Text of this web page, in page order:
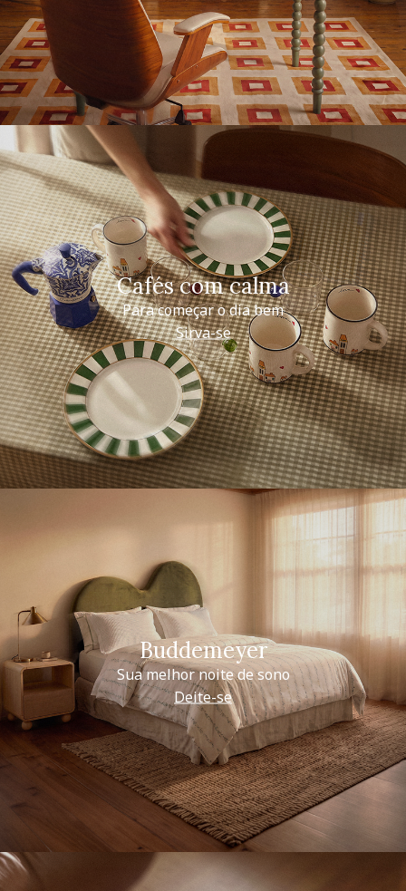
Cafés com calma
Para começar o dia bem
Sirva-se
Buddemeyer
Sua melhor noite de sono
Deite-se